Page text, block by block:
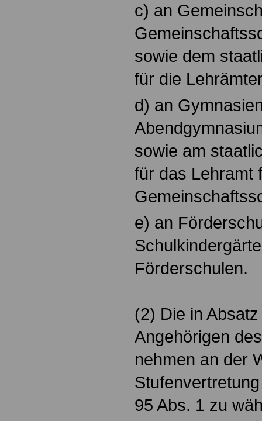
c) an
sowie dem
für die
d) an
sowie am
für das Lehramt
e) an
Förderschulen.
(2) Die in
Angehörigen
nehmen an der
95 Abs. 1 zu